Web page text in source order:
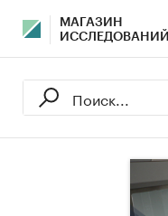
МАГАЗИН
ИССЛЕДОВАНИЙ